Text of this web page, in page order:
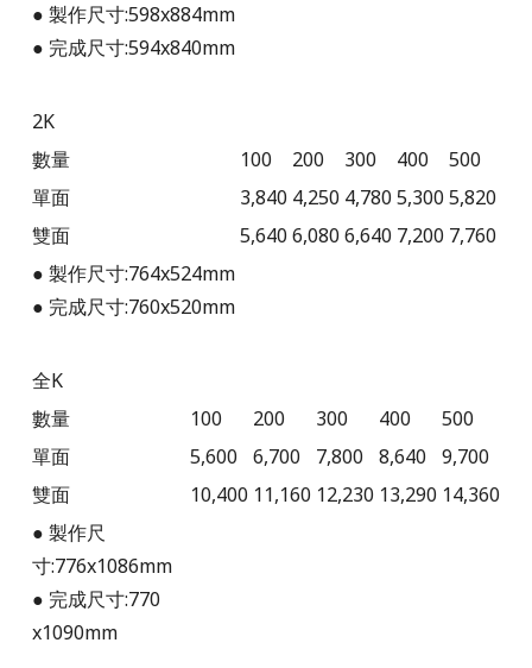
● 製作尺寸:598x884mm
● 完成尺寸:594x840mm
2K
數量
100 200 300 400
500
單面
3,840 4,250 4,780 5,300 5,820
雙面
5,640 6,080 6,640 7,200 7,760
● 製作尺寸:764x524mm
● 完成尺寸:760x520mm
全K
數量
100 200 300 400
500
單面
5,600 6,700 7,800 8,640
9,700
雙面
10,400 11,160 12,230 13,290 14,360
● 製作尺
寸:776x1086mm
● 完成尺寸:770
x1090mm